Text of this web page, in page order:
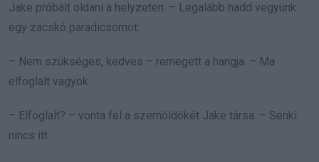
Jake próbált oldani a helyzeten. – Legalább hadd vegyünk
egy zacskó paradicsomot.
– Nem szükséges, kedves – remegett a hangja. – Ma
elfoglalt vagyok.
– Elfoglalt? – vonta fel a szemöldökét Jake társa. – Senki
nincs itt.